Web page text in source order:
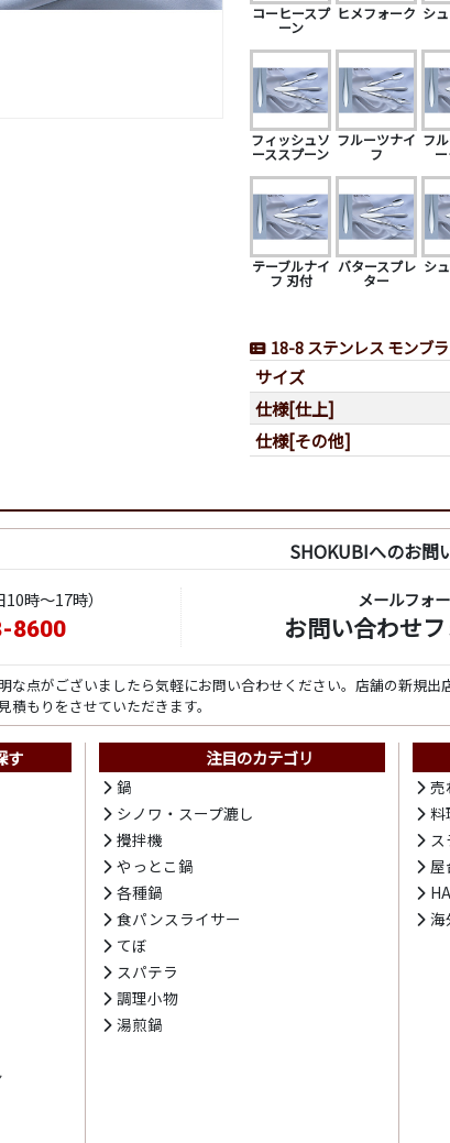
コーヒースプ
ーン
ヒメフォーク シ
フィッシュソ
ーススプーン
フルーツナイ
フ
フ
テーブルナイ
フ 刃付
バタースプレ
ター
シ
18-8 ステンレス モンブ
サイズ
仕様[仕上]
仕様[その他]
SHOKUBIへのお問
時～17時）
8600
メールフォ
お問い合わせ
な点がございましたら気軽にお問い合わせください。店舗の新規
もりをさせていただきます。
す 注目のカテゴリ
鍋
シノワ・スープ漉し
攪拌機
やっとこ鍋
各種鍋
食パンスライサー
てぼ
スパテラ
調理小物
湯煎鍋
売
料
海